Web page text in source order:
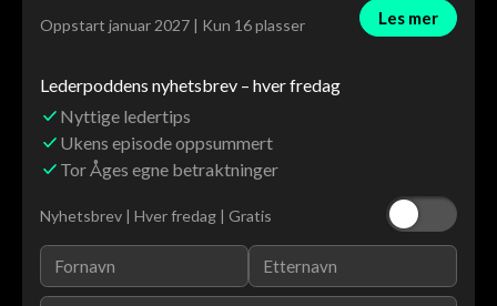
Lederpoddens nyhetsbrev – hver fredag
Nyttige ledertips
Ukens episode oppsummert
Tor Åges egne betraktninger
Nyhetsbrev | Hver fredag | Gratis
Oppstart januar 2027 | Kun 16 plasser Les mer